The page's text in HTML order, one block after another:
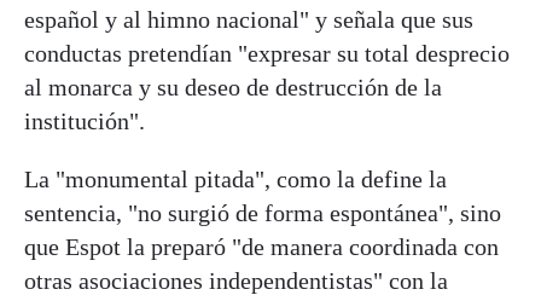
español y al himno nacional" y señala que sus
conductas pretendían "expresar su total desprecio
al monarca y su deseo de destrucción de la
institución".
La "monumental pitada", como la define la
sentencia, "no surgió de forma espontánea", sino
que Espot la preparó "de manera coordinada con
otras asociaciones independentistas" con la